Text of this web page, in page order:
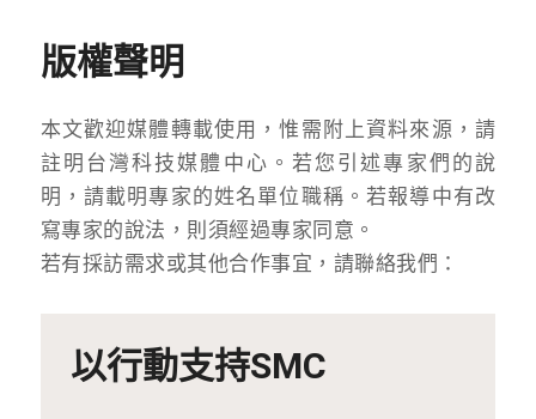
版權聲明
本文歡迎媒體轉載使用，惟需附上資料來源，請
註明台灣科技媒體中心。若您引述專家們的說
明，請載明專家的姓名單位職稱。若報導中有改
寫專家的說法，則須經過專家同意。
若有採訪需求或其他合作事宜，請聯絡我們：
以行動支持SMC